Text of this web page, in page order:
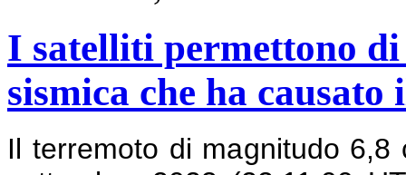
I satelliti permettono
sismica che ha
Il terremoto di magnitudo 6,8